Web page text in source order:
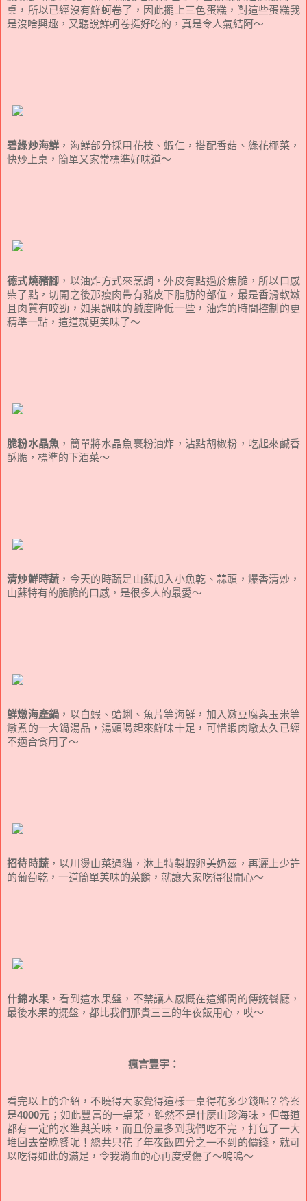
桌，所以已經沒有鮮蚵卷了，因此擺上三色蛋糕，對這些蛋糕我
是沒啥興趣，又聽說鮮蚵卷挺好吃的，真是令人氣結阿～
碧綠炒海鮮 ，海鮮部分採用花枝、蝦仁，搭配香菇、綠花椰菜，
快炒上桌，簡單又家常標準好味道～
德式燒豬腳 ，以油炸方式來烹調，外皮有點過於焦脆，所以口感
柴了點，切開之後那瘦肉帶有豬皮下脂肪的部位，最是香滑軟嫩
且肉質有咬勁，如果調味的鹹度降低一些，油炸的時間控制的更
精準一點，這道就更美味了～
脆粉水晶魚 ，簡單將水晶魚裹粉油炸，沾點胡椒粉，吃起來鹹香
酥脆，標準的下酒菜～
清炒鮮時蔬 ，今天的時蔬是山蘇加入小魚乾、蒜頭，爆香清炒，
山蘇特有的脆脆的口感，是很多人的最愛～
鮮燉海產鍋 ，以白蝦、蛤蜊、魚片等海鮮，加入嫩豆腐與玉米等
燉煮的一大鍋湯品，湯頭喝起來鮮味十足，可惜蝦肉燉太久已經
不適合食用了～
招待時蔬 ，以川燙山菜過貓，淋上特製蝦卵美奶茲，再灑上少許
的葡萄乾，一道簡單美味的菜餚，就讓大家吃得很開心～
什錦水果 ，看到這水果盤，不禁讓人感慨在這鄉間的傳統餐廳，
最後水果的擺盤，都比我們那貴三三的年夜飯用心，哎～
瘋言豐宇：
看完以上的介紹，不曉得大家覺得這樣一桌得花多少錢呢？答案
是4000元 ；如此豐富的一桌菜，雖然不是什麼山珍海味，但每道
都有一定的水準與美味，而且份量多到我們吃不完，打包了一大
堆回去當晚餐呢！總共只花了年夜飯四分之一不到的價錢，就可
以吃得如此的滿足，令我淌血的心再度受傷了～嗚嗚～